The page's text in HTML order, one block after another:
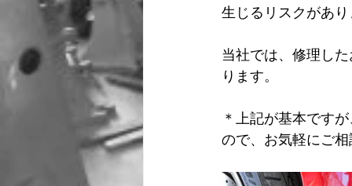
生じるリスクがあ
当社では、修理し
ります。
＊上記が基本です
ので、お気軽にご